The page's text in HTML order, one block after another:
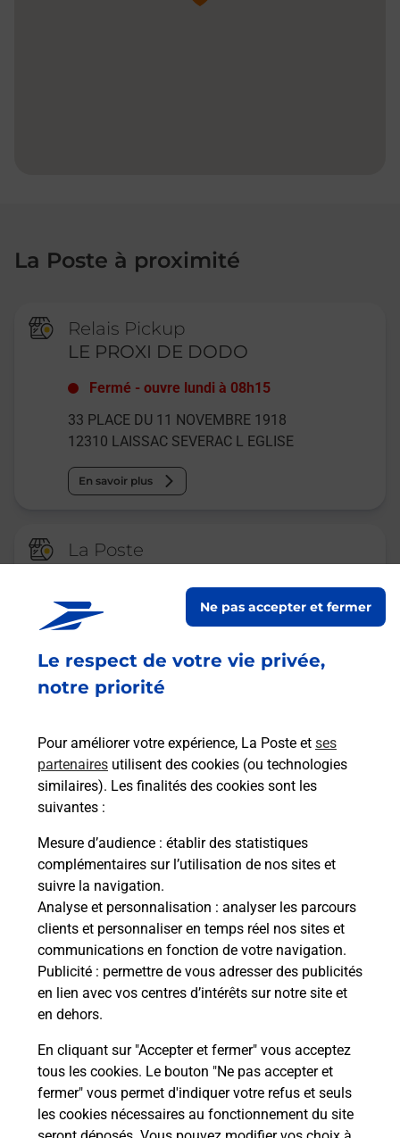
Le respect de votre vie privée,
notre priorité
Pour améliorer votre expérience, La Poste et ses
partenaires utilisent des cookies (ou technologies
similaires). Les finalités des cookies sont les
suivantes :
Mesure d’audience : établir des statistiques
complémentaires sur l’utilisation de nos sites et
suivre la navigation.
Analyse et personnalisation : analyser les parcours
clients et personnaliser en temps réel nos sites et
communications en fonction de votre navigation.
Publicité : permettre de vous adresser des publicités
en lien avec vos centres d’intérêts sur notre site et
en dehors.
En cliquant sur "Accepter et fermer" vous acceptez
tous les cookies. Le bouton "Ne pas accepter et
fermer" vous permet d'indiquer votre refus et seuls
les cookies nécessaires au fonctionnement du site
Ne pas accepter et fermer
La Poste à proximité
Relais Pickup
LE PROXI DE DODO
Fermé -ouvre lundi à 08h15
33 PLACE DU 11 NOVEMBRE 1918
12310 LAISSAC SEVERAC L EGLISE
En savoir plus
La Poste
Fermeture Temporaire
LAISSAC
12310 LAISSAC SEVERAC L EGLISE
Malin !
La Poste
en ligne
Ouvert 24h/24
En savoir plus
LAISSAC SEVERAC L EGLISE
CONSIGNE PICKUP INTERMARCHE LAISSAC